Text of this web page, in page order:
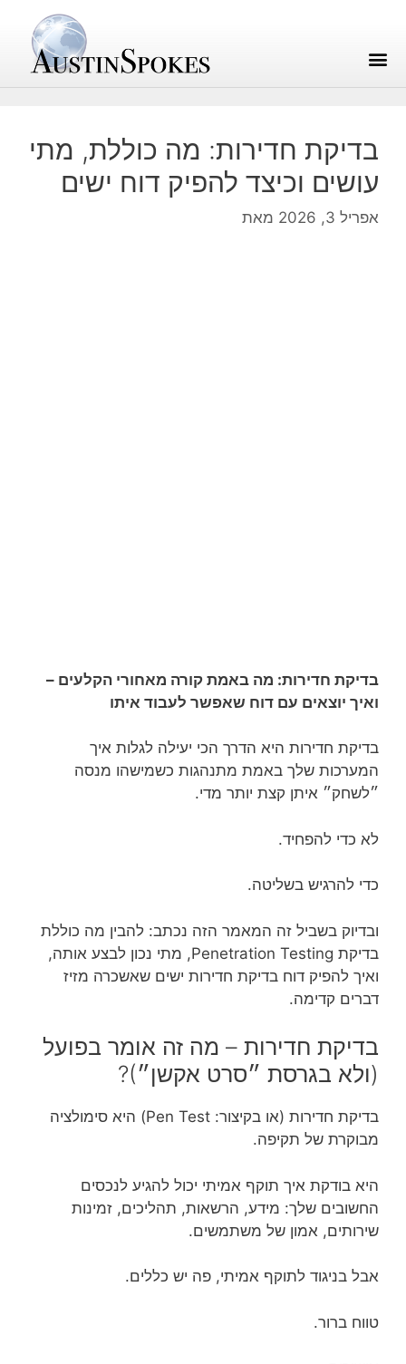
בדיקת חדירות: מה כוללת, מתי
עושים וכיצד להפיק דוח ישים
אפריל 3, 2026 מאת
בדיקת חדירות: מה באמת קורה מאחורי הקלעים –
ואיך יוצאים עם דוח שאפשר לעבוד איתו
בדיקת חדירות היא הדרך הכי יעילה לגלות איך
המערכות שלך באמת מתנהגות כשמישהו מנסה
״לשחק״ איתן קצת יותר מדי.
לא כדי להפחיד.
כדי להרגיש בשליטה.
ובדיוק בשביל זה המאמר הזה נכתב: להבין מה כוללת
בדיקת Penetration Testing, מתי נכון לבצע אותה,
ואיך להפיק דוח בדיקת חדירות ישים שאשכרה מזיז
דברים קדימה.
בדיקת חדירות – מה זה אומר בפועל
(ולא בגרסת ״סרט אקשן״)?
בדיקת חדירות (או בקיצור: Pen Test) היא סימולציה
מבוקרת של תקיפה.
היא בודקת איך תוקף אמיתי יכול להגיע לנכסים
החשובים שלך: מידע, הרשאות, תהליכים, זמינות
שירותים, אמון של משתמשים.
אבל בניגוד לתוקף אמיתי, פה יש כללים.
טווח ברור.